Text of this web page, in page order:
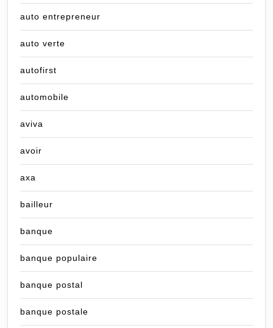
auto entrepreneur
auto verte
autofirst
automobile
aviva
avoir
axa
bailleur
banque
banque populaire
banque postal
banque postale